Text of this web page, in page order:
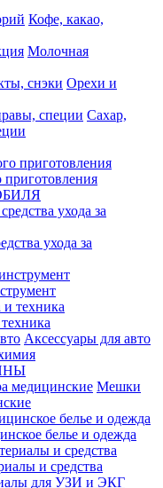
Кофе, какао,
Молочная
Орехи и
Сахар,
ухода за
Аксессуары для авто
Мешки
белье и одежда
и средства